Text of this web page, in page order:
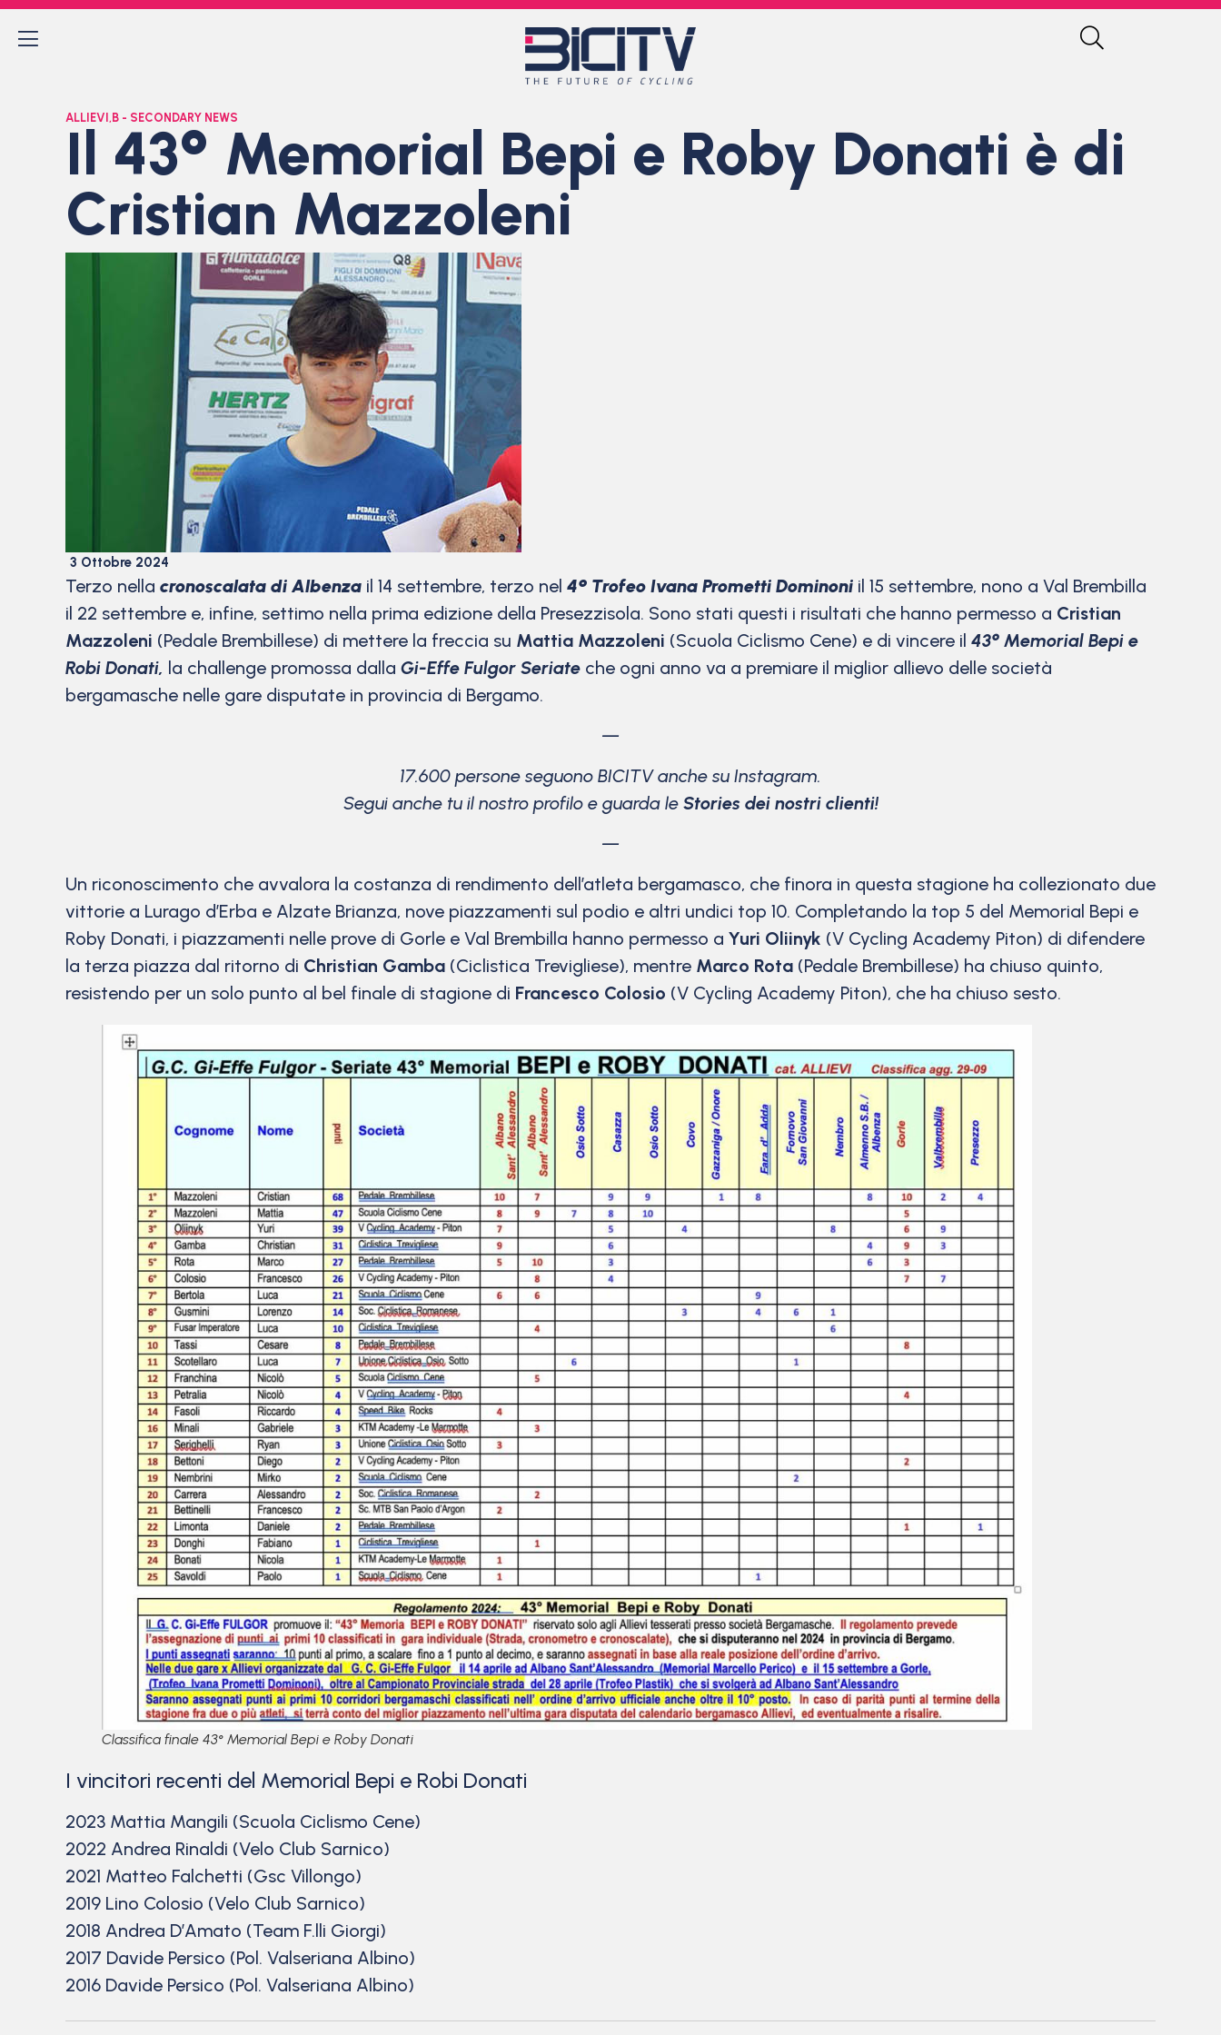
ALLIEVI , B - SECONDARY NEWS
Il 43° Memorial Bepi e Roby Donati è di
Cristian Mazzoleni
3 Ottobre 2024
Terzo nella cronoscalata di Albenza il 14 settembre, terzo nel 4° Trofeo Ivana Prometti Dominoni il 15 settembre, nono a Val Brembilla
il 22 settembre e, infine, settimo nella prima edizione della Presezzisola. Sono stati questi i risultati che hanno permesso a Cristian
Mazzoleni (Pedale Brembillese) di mettere la freccia su Mattia Mazzoleni (Scuola Ciclismo Cene) e di vincere il 43° Memorial Bepi e
Robi Donati, la challenge promossa dalla Gi-Effe Fulgor Seriate che ogni anno va a premiare il miglior allievo delle società
bergamasche nelle gare disputate in provincia di Bergamo.
—
17.600 persone seguono BICITV anche su Instagram.
Segui anche tu il nostro profilo e guarda le Stories dei nostri clienti!
—
Un riconoscimento che avvalora la costanza di rendimento dell’atleta bergamasco, che finora in questa stagione ha collezionato due
vittorie a Lurago d’Erba e Alzate Brianza, nove piazzamenti sul podio e altri undici top 10. Completando la top 5 del Memorial Bepi e
Roby Donati, i piazzamenti nelle prove di Gorle e Val Brembilla hanno permesso a Yuri Oliinyk (V Cycling Academy Piton) di difendere
la terza piazza dal ritorno di Christian Gamba (Ciclistica Trevigliese), mentre Marco Rota (Pedale Brembillese) ha chiuso quinto,
resistendo per un solo punto al bel finale di stagione di Francesco Colosio (V Cycling Academy Piton), che ha chiuso sesto.
Classifica finale 43° Memorial Bepi e Roby Donati
I vincitori recenti del Memorial Bepi e Robi Donati
2023 Mattia Mangili (Scuola Ciclismo Cene)
2022 Andrea Rinaldi (Velo Club Sarnico)
2021 Matteo Falchetti (Gsc Villongo)
2019 Lino Colosio (Velo Club Sarnico)
2018 Andrea D’Amato (Team F.lli Giorgi)
2017 Davide Persico (Pol. Valseriana Albino)
2016 Davide Persico (Pol. Valseriana Albino)